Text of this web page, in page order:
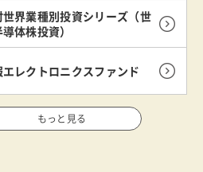
世界業種別投資シリーズ（世
体株投資）
レクトロニクスファンド
もっと見る